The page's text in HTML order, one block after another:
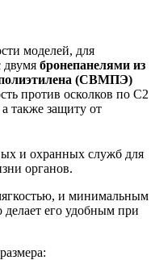
моделей, для
двумя бронепанелями из
полиэтилена (СВМПЭ)
против осколков по С2
также защиту от
и охранных служб для
органов.
и минимальным
делает его удобным при